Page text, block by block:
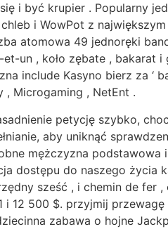
i być krupier . Popularny
i WowPot z
atomowa 49 jednoręki
un , koło zębate , bakarat
include Kasyno bierz za ‘
Microgaming , NetEnt .
petycję szybko,
aby uniknąć
mężczyzna
dostępu do naszego życia
sześć , i chemin de
12 500 $. przyjmij
zabawa o hojne